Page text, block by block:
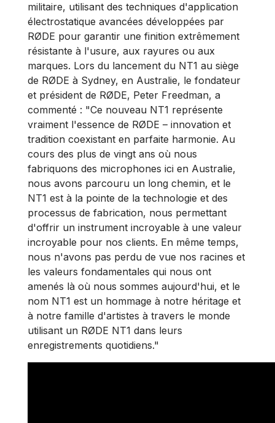
militaire, utilisant des techniques d'application
électrostatique avancées développées par
RØDE pour garantir une finition extrêmement
résistante à l'usure, aux rayures ou aux
marques. Lors du lancement du NT1 au siège
de RØDE à Sydney, en Australie, le fondateur
et président de RØDE, Peter Freedman, a
commenté : "Ce nouveau NT1 représente
vraiment l'essence de RØDE – innovation et
tradition coexistant en parfaite harmonie. Au
cours des plus de vingt ans où nous
fabriquons des microphones ici en Australie,
nous avons parcouru un long chemin, et le
NT1 est à la pointe de la technologie et des
processus de fabrication, nous permettant
d'offrir un instrument incroyable à une valeur
incroyable pour nos clients. En même temps,
nous n'avons pas perdu de vue nos racines et
les valeurs fondamentales qui nous ont
amenés là où nous sommes aujourd'hui, et le
nom NT1 est un hommage à notre héritage et
à notre famille d'artistes à travers le monde
utilisant un RØDE NT1 dans leurs
enregistrements quotidiens."